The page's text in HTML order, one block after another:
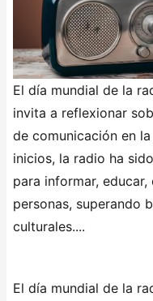
El día mundial de la
invita a reflexionar
de comunicación en
inicios, la radio ha
para informar,
personas, superando
culturales....
El día mundial de la